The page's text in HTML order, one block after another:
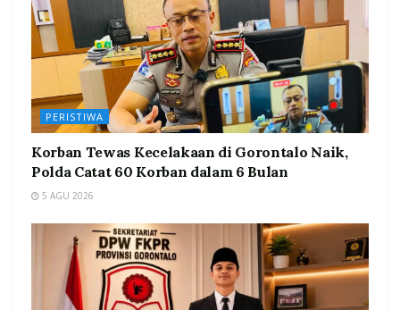
PERISTIWA
Korban Tewas Kecelakaan di Gorontalo Naik,
Polda Catat 60 Korban dalam 6 Bulan
5 AGU 2026